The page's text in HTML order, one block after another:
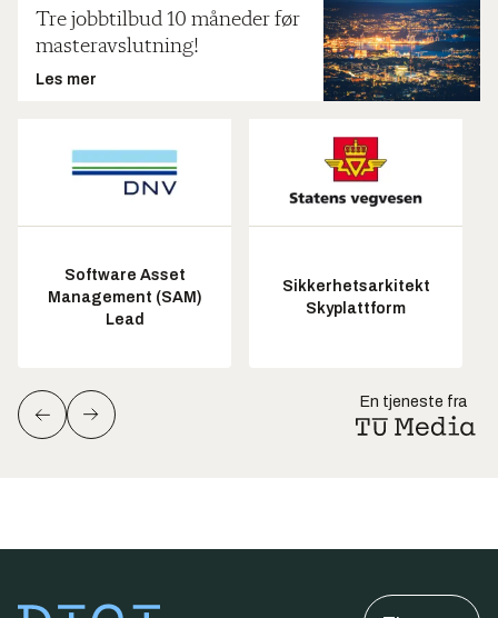
Tre jobbtilbud 10 måneder før
masteravslutning!
Les mer
Software Asset
Management (SAM)
Lead
Sikkerhetsarkitekt
Skyplattform
En tjeneste fra